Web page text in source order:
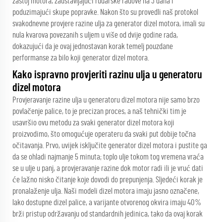
poduzimajući skupe popravke. Nakon što su provedli naš protokol
svakodnevne provjere razine ulja za generator dizel motora, imali su
nula kvarova povezanih s uljem u više od dvije godine rada,
dokazujući da je ovaj jednostavan korak temelj pouzdane
performanse za bilo koji generator dizel motora.
Kako ispravno provjeriti razinu ulja u generatoru
dizel motora
Provjeravanje razine ulja u generatoru dizel motora nije samo brzo
povlačenje palice, to je precizan proces, a naš tehnički tim je
usavršio ovu metodu za svaki generator dizel motora koji
proizvodimo, što omogućuje operateru da svaki put dobije točna
očitavanja. Prvo, uvijek isključite generator dizel motora i pustite ga
da se ohladi najmanje 5 minuta; toplo ulje tokom tog vremena vraća
se u ulje u panj, a provjeravanje razine dok motor radi ili je vruć dati
će lažno nisko čitanje koje dovodi do prepunjenja. Sljedeći korak je
pronalaženje ulja. Naši modeli dizel motora imaju jasno označene,
lako dostupne dizel palice, a varijante otvorenog okvira imaju 40%
brži pristup održavanju od standardnih jedinica, tako da ovaj korak